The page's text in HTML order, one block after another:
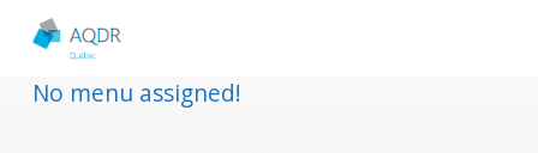
No menu assigned!